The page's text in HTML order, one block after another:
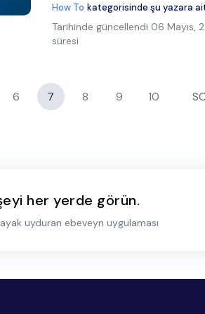
How To kategorisinde şu yazara
Tarihinde güncellendi 06 Mayıs,
süresi
6 7 8 9 10
her yerde görün.
uyduran ebeveyn uygulaması